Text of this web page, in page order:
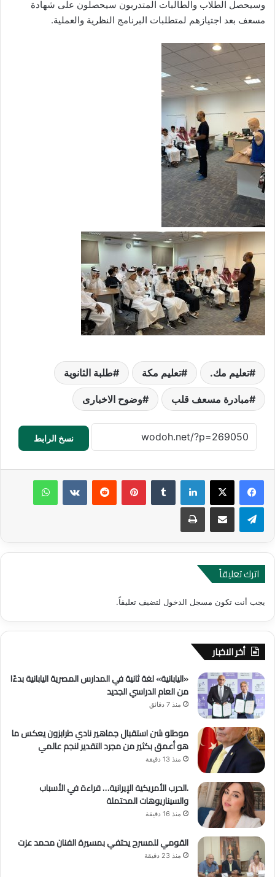
وسيحصل الطلاب والطالبات المتدربون سيحصلون على شهادة
مسعف بعد اجتيازهم لمتطلبات البرنامج النظرية والعملية.
تعليم مك. تعليم مكة طلبة الثانوية
مبادرة مسعف قلب وضوح الاخبارى
نسخ الرابط
لينكدإن بينتيريست
اترك تعليقاً
يجب أنت تكون مسجل الدخول لتضيف تعليقاً.
أخر الاخبار
«اليابانية» لغة ثانية في المدارس المصرية اليابانية بدءًا
من العام الدراسي الجديد
منذ 7 دقائق
موطلو شن استقبال جماهير نادي طرابزون يعكس ما
هو أعمق بكثير من مجرد التقدير لنجم عالمي
منذ 13 دقيقة
.الحرب الأمريكية الإيرانية… قراءة في الأسباب
والسيناريوهات المحتملة
منذ 16 دقيقة
القومي للمسرح يحتفي بمسيرة الفنان محمد عزت
منذ 23 دقيقة